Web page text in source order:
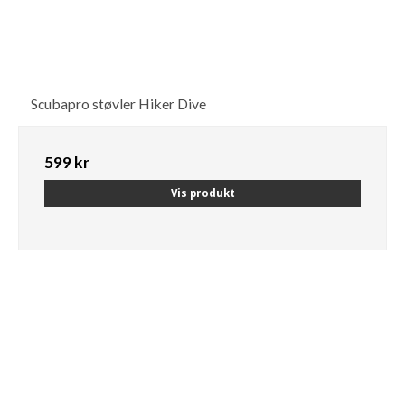
Scubapro støvler Hiker Dive
599 kr
Vis produkt